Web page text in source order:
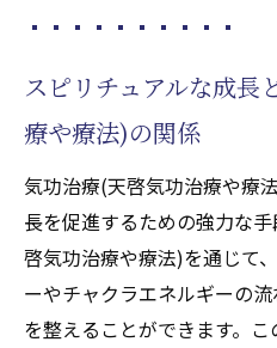
スピリチュアルな成長
療や療法)の関係
気功治療(天啓気功治療や療
長を促進するための強力な
啓気功治療や療法)を通じて
ーやチャクラエネルギーの
を整えることができます。